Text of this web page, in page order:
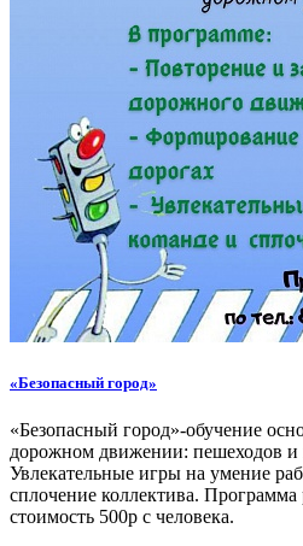
«Безопасный город»
«Безопасный город»-обучение
дорожном движении: пешеходов и
Увлекательные игры на умение
сплочение коллектива. Программа
стоимость 500р с человека.